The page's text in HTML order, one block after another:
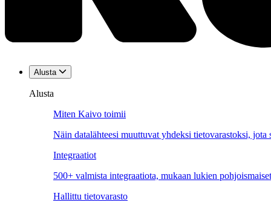
Alusta
Alusta
Miten Kaivo toimii
Näin datalähteesi muuttuvat yhdeksi tietovarastoksi, jota
Integraatiot
500+ valmista integraatiota, mukaan lukien
Hallittu tietovarasto